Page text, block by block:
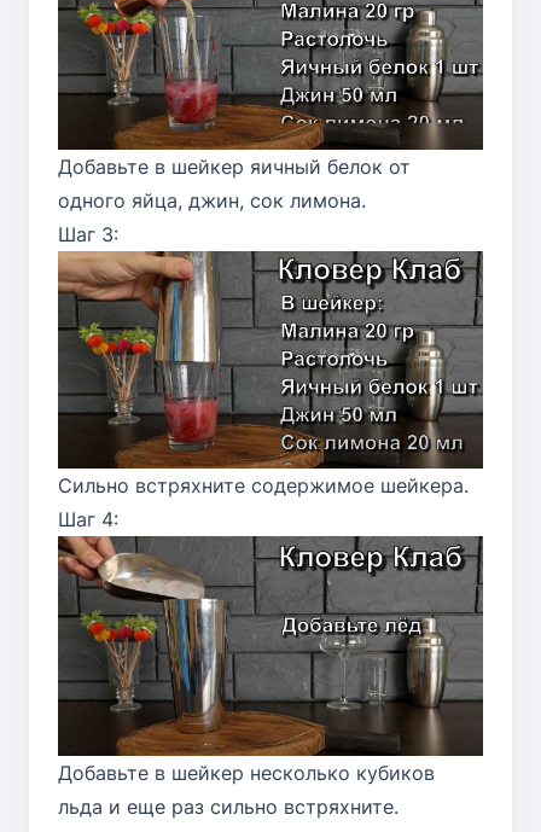
Добавьте в шейкер яичный белок от
одного яйца, джин, сок лимона.
Шаг 3:
Сильно встряхните содержимое шейкера.
Шаг 4:
Добавьте в шейкер несколько кубиков
льда и еще раз сильно встряхните.